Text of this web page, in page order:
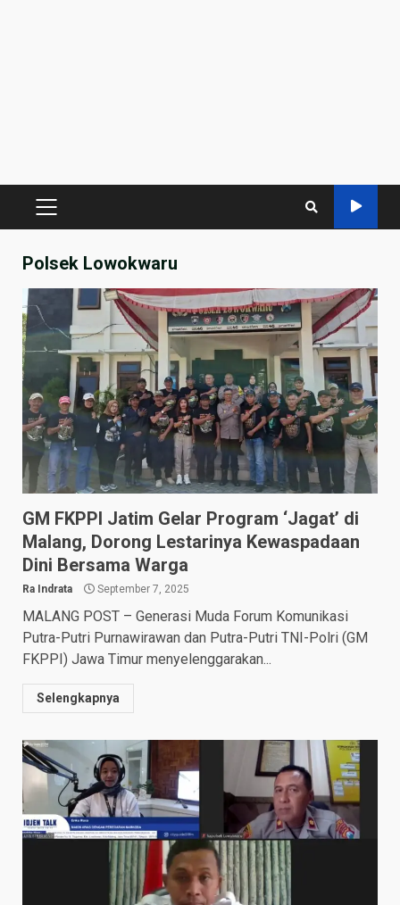
PRIMARY
Polsek Lowokwaru
GM FKPPI Jatim Gelar Program ‘Jagat’ di
Malang, Dorong Lestarinya Kewaspadaan
Dini Bersama Warga
Ra Indrata September 7, 2025
MALANG POST – Generasi Muda Forum Komunikasi
Putra-Putri Purnawirawan dan Putra-Putri TNI-Polri (GM
FKPPI) Jawa Timur menyelenggarakan...
Selengkapnya